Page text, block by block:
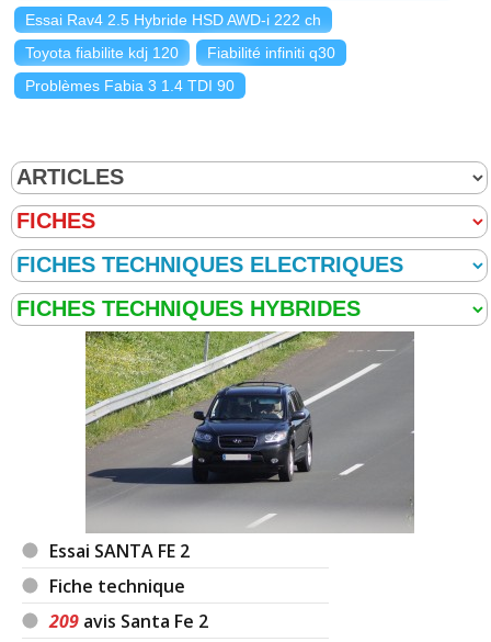
Essai Rav4 2.5 Hybride HSD AWD-i 222 ch
Toyota fiabilite kdj 120
Fiabilité infiniti q30
Problèmes Fabia 3 1.4 TDI 90
Essai SANTA FE 2
Fiche technique
209 avis Santa Fe 2